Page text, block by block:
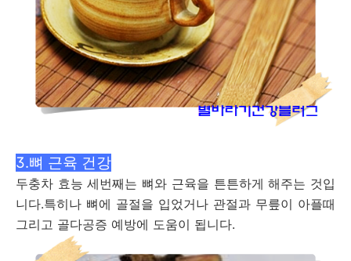
3.뼈 근육 건강
두충차 효능 세번째는 뼈와 근육을 튼튼하게 해주는 것입
니다.특히나 뼈에 골절을 입었거나 관절과 무릎이 아플때
그리고 골다공증 예방에 도움이 됩니다.